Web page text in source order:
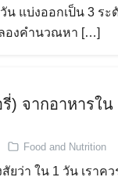
น แบ่งออกเป็น 3 ระ
องคำนวณหา […]
) จากอาหารใ
Food and Nutrition
ยว่า ใน 1 วัน เราค